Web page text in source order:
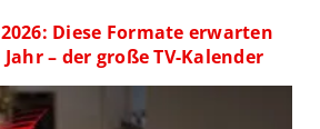
Diese Formate erwarten
– der große TV-Kalender